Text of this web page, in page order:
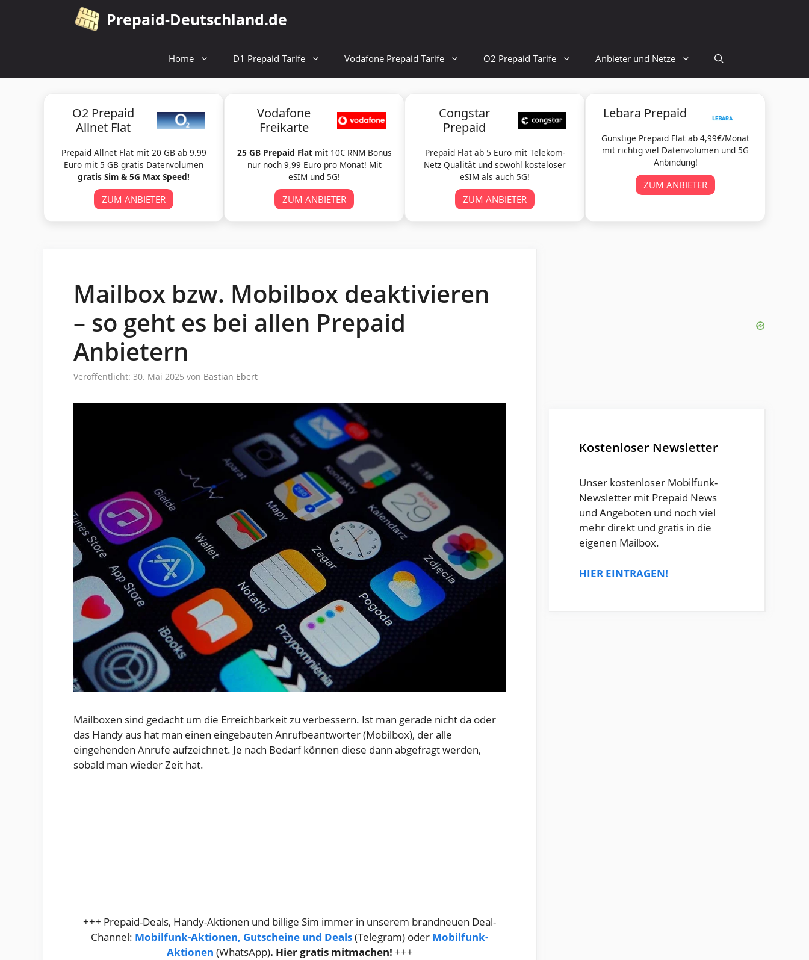
Prepaid-Deutschland.de
Home D1 Prepaid Tarife Vodafone Prepaid Tarife O2 Prepaid Tarife Anbieter und Netze
O2 Prepaid
Allnet Flat
Prepaid Allnet Flat mit 20 GB ab 9.99
Euro mit 5 GB gratis Datenvolumen
gratis Sim & 5G Max Speed!
ZUM ANBIETER
Vodafone
Freikarte
25 GB Prepaid Flatmit 10€ RNM Bonus
nur noch 9,99 Euro pro Monat! Mit
eSIM und 5G!
ZUM ANBIETER
Congstar
Prepaid
Prepaid Flat ab 5 Euro mit Telekom-
Netz Qualität und sowohl kosteloser
eSIM als auch 5G!
ZUM ANBIETER
Lebara Prepaid
Günstige Prepaid Flat ab 4,99€/Monat
mit richtig viel Datenvolumen und 5G
Anbindung!
ZUM ANBIETER
Mailbox bzw. Mobilbox deaktivieren
– so geht es bei allen Prepaid
Anbietern
Veröffentlicht: 30. Mai 2025 von Bastian Ebert
Mailboxen sind gedacht um die Erreichbarkeit zu verbessern. Ist man gerade nicht da oder
das Handy aus hat man einen eingebauten Anrufbeantworter (Mobilbox), der alle
eingehenden Anrufe aufzeichnet. Je nach Bedarf können diese dann abgefragt werden,
sobald man wieder Zeit hat.
+++ Prepaid-Deals, Handy-Aktionen und billige Sim immer in unserem brandneuen Deal-
Channel: Mobilfunk-Aktionen, Gutscheine und Deals(Telegram) oder Mobilfunk-
Aktionen (WhatsApp). Hier gratis mitmachen! +++
Kostenloser Newsletter
Unser kostenloser Mobilfunk-
Newsletter mit Prepaid News
und Angeboten und noch viel
mehr direkt und gratis in die
eigenen Mailbox.
HIER EINTRAGEN!